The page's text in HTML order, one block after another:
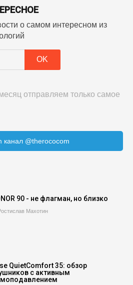
о самом интересном из
отправляем только самое
канал @therococom
90 - не флагман, но близко
Махотин
QuietComfort 35: обзор
с активным